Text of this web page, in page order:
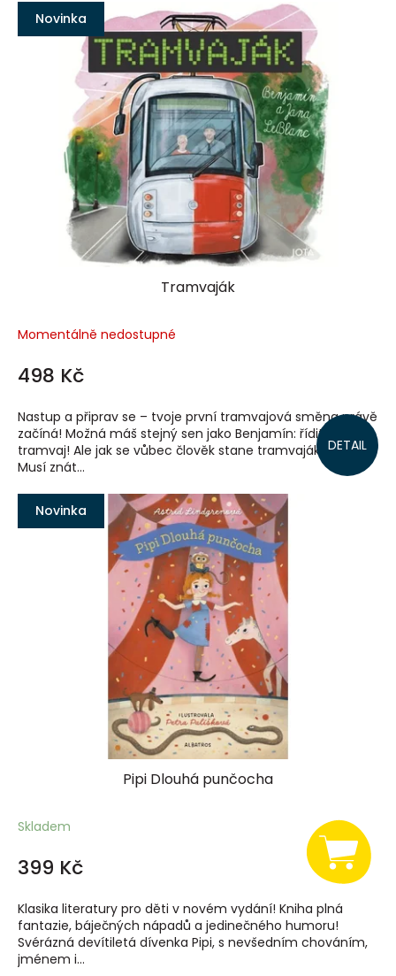
Novinka
Tramvaják
Momentálně nedostupné
498 Kč
DETAIL
Nastup a připrav se – tvoje první tramvajová směna právě
začíná! Možná máš stejný sen jako Benjamín: řídit
tramvaj! Ale jak se vůbec člověk stane tramvajákem?
Musí znát...
Novinka
Pipi Dlouhá punčocha
Skladem
399 Kč
Klasika literatury pro děti v novém vydání! Kniha plná
fantazie, báječných nápadů a jedinečného humoru!
Svérázná devítiletá dívenka Pipi, s nevšedním chováním,
jménem i...